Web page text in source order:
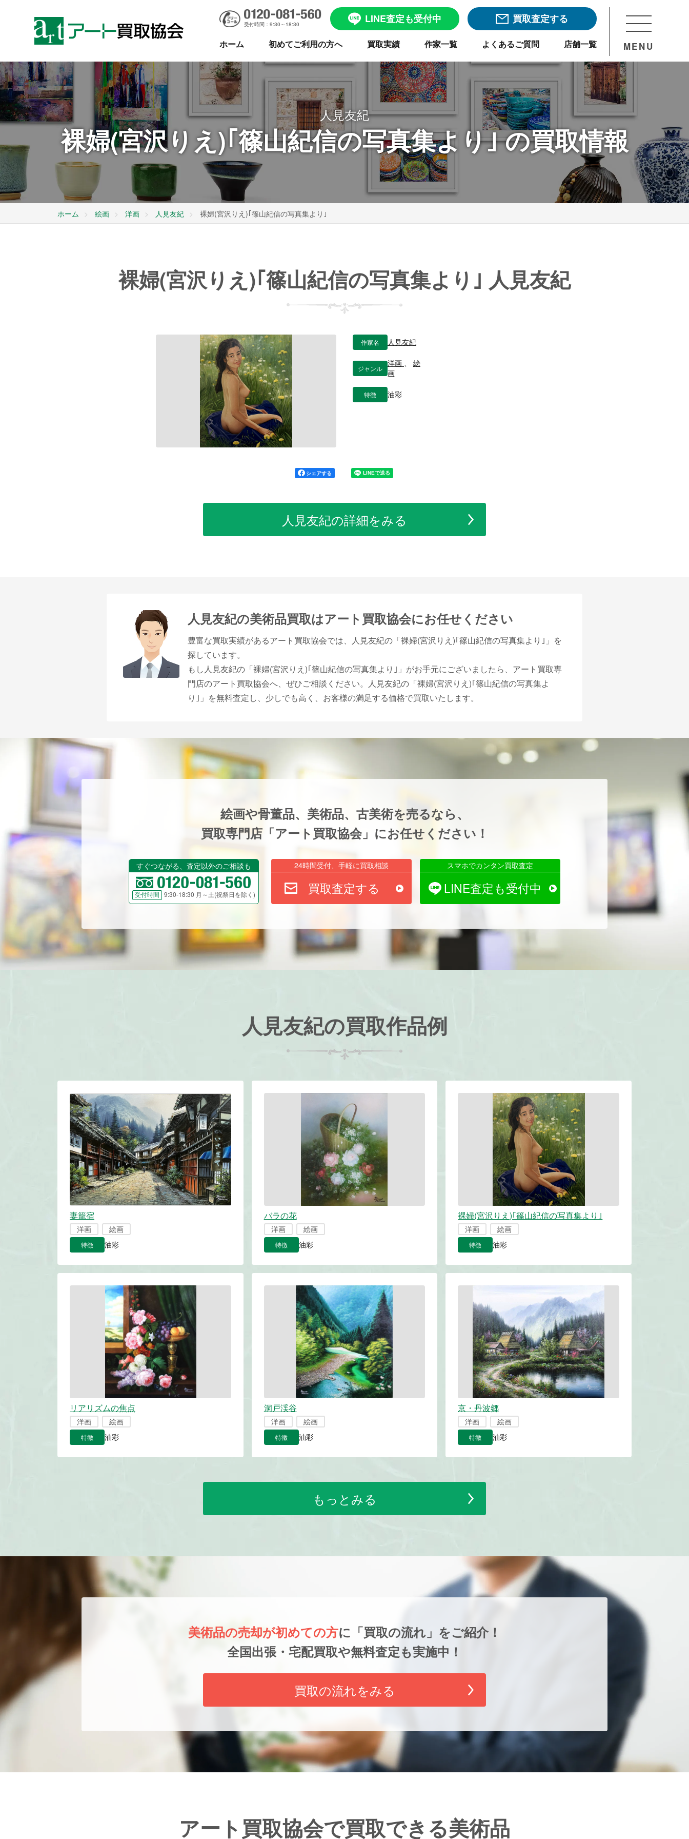
受付時間：9:30～18:30 LINE査定も受付中 買取査定する
ホーム 初めてご利用の方へ 買取実績 作家一覧 よくあるご質問 店舗一覧 MENU
人見友紀
裸婦(宮沢りえ)｢篠山紀信の写真集より｣ の買取情報
ホーム 絵画 洋画 人見友紀 裸婦(宮沢りえ)｢篠山紀信の写真集より｣
裸婦(宮沢りえ)｢篠山紀信の写真集より｣ 人見友紀
作家名 人見友紀
ジャンル
洋画
絵
画
特徴 油彩
シェアする
人見友紀の詳細をみる
人見友紀の美術品買取はアート買取協会にお任せください
豊富な買取実績があるアート買取協会では、人見友紀の「裸婦(宮沢りえ)｢篠山紀信の写真集より｣」を
探しています。
もし人見友紀の「裸婦(宮沢りえ)｢篠山紀信の写真集より｣」がお手元にございましたら、アート買取専
門店のアート買取協会へ、ぜひご相談ください。人見友紀の「裸婦(宮沢りえ)｢篠山紀信の写真集よ
り｣」を無料査定し、少しでも高く、お客様の満足する価格で買取いたします。
絵画や骨董品、美術品、古美術を売るなら、
買取専門店「アート買取協会」にお任せください！
すぐつながる、査定以外のご相談も
受付時間 9:30-18:30 月～土(祝祭日を除く)
24時間受付、手軽に買取相談
買取査定する
スマホでカンタン買取査定
LINE査定も受付中
人見友紀の買取作品例
妻籠宿
洋画 絵画
特徴 油彩
バラの花
洋画 絵画
特徴 油彩
裸婦(宮沢りえ)｢篠山紀信の写真集より｣
洋画 絵画
特徴 油彩
リアリズムの焦点
洋画 絵画
特徴 油彩
洞戸渓谷
洋画 絵画
特徴 油彩
京・丹波郷
洋画 絵画
特徴 油彩
もっとみる
美術品の売却が初めての方に 「買取の流れ」をご紹介！
全国出張・宅配買取や無料査定も実施中！
買取の流れをみる
アート買取協会で買取できる美術品